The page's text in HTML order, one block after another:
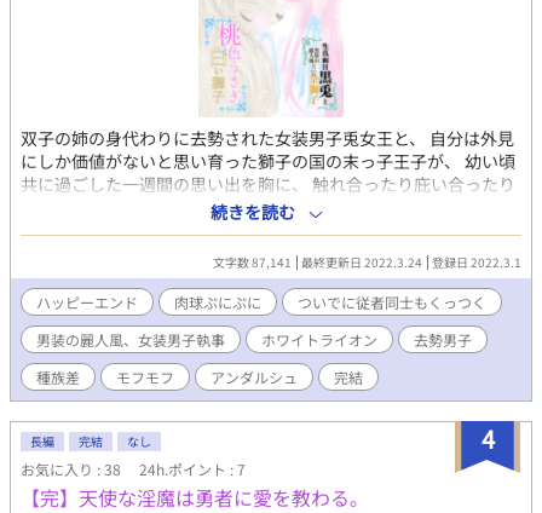
双子の姉の身代わりに去勢された女装男子兎女王と、 自分は外見
にしか価値がないと思い育った獅子の国の末っ子王子が、 幼い頃
共に過ごした一週間の思い出を胸に、 触れ合ったり庇い合ったり
すれ違ったりしつつも、不器用に求め合うお話です。 〜 目
次 〜 遠い夏の思い出 …… 七年ぶりの再会のお話 すれ違う
秋 …… 兎に愛称を考える獅子のお話 長い冬と約束の春 ……
結婚式から初夜のお話（R-18） ↓従者サイド↓ それぞれの春祭
り …… 春祭りで襲撃を受けるお話（R-18） 黒兎と飴色獅子
…… 従者達が致してるだけのお話（R-18）
続きを読む
文字数 87,141 最終更新日 2022.3.24 登録日 2022.3.1
ハッピーエンド 肉球ぷにぷに
ついでに従者同士もくっつく
男装の麗人風、女装男子執事
ホワイトライオン
去勢男子
種族差
モフモフ アンダルシュ 完結
4
長編 完結 なし
お気に入り : 38 24h.ポイント : 7
【完】天使な淫魔は勇者に愛を教わる。